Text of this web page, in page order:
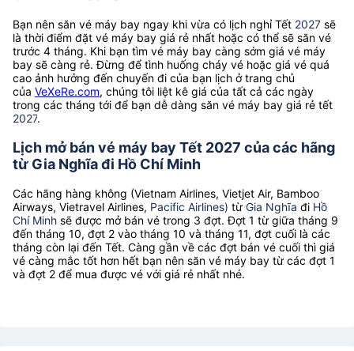
Bạn nên săn vé máy bay ngay khi vừa có lịch nghỉ Tết 2027 sẽ
là thời điểm đặt vé máy bay giá rẻ nhất hoặc có thể sẽ săn vé
trước 4 tháng. Khi bạn tìm vé máy bay càng sớm giá vé máy
bay sẽ càng rẻ. Đừng để tình huống cháy vé hoặc giá vé quá
cao ảnh hưởng đến chuyến đi của bạn lịch ở trang chủ
của VeXeRe.com, chúng tôi liệt kê giá của tất cả các ngày
trong các tháng tới để bạn dễ dàng săn vé máy bay giá rẻ tết
2027.
Lịch mở bán vé máy bay Tết 2027 của các hãng
từ Gia Nghĩa đi Hồ Chí Minh
Các hãng hàng không (Vietnam Airlines, Vietjet Air, Bamboo
Airways, Vietravel Airlines, Pacific Airlines) từ Gia Nghĩa đi Hồ
Chí Minh sẽ được mở bán vé trong 3 đợt. Đợt 1 từ giữa tháng 9
đến tháng 10, đợt 2 vào tháng 10 và tháng 11, đợt cuối là các
tháng còn lại đến Tết. Càng gần về các đợt bán vé cuối thì giá
vé càng mắc tốt hơn hết bạn nên săn vé máy bay từ các đợt 1
và đợt 2 để mua được vé với giá rẻ nhất nhé.